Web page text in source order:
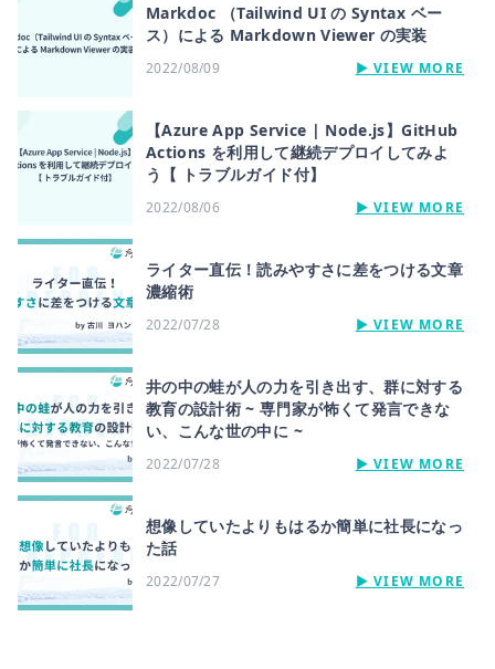
Markdoc （Tailwind UI の Syntax ベー
ス）による Markdown Viewer の実装
2022/08/09 ▶︎ VIEW MORE
【Azure App Service | Node.js】GitHub
Actions を利用して継続デプロイしてみよ
う【 トラブルガイド付】
2022/08/06 ▶︎ VIEW MORE
ライター直伝！読みやすさに差をつける文章
濃縮術
2022/07/28 ▶︎ VIEW MORE
井の中の蛙が人の力を引き出す、群に対する
教育の設計術 ~ 専門家が怖くて発言できな
い、こんな世の中に ~
2022/07/28 ▶︎ VIEW MORE
想像していたよりもはるか簡単に社長になっ
た話
2022/07/27 ▶︎ VIEW MORE